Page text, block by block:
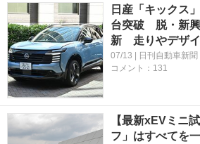
日産「キックス
台突破 脱・新興
新 走りやデザ
07/13 | 日刊自動車新聞
コメント：131
【最新xEVミニ
フ」はすべてを